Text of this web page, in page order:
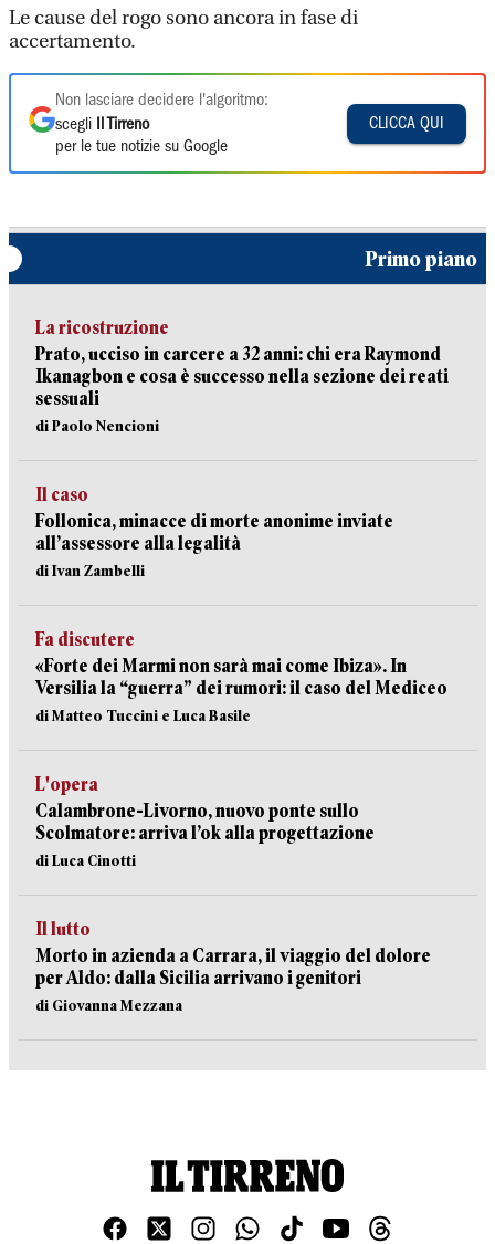
Le cause del rogo sono ancora in fase di
accertamento.
Non lasciare decidere l'algoritmo:
scegli
Il Tirreno
per le tue notizie su Google
CLICCA QUI
Primo piano
La ricostruzione
Prato, ucciso in carcere a 32 anni: chi era Raymond
Ikanagbon e cosa è successo nella sezione dei reati
sessuali
di Paolo Nencioni
Il caso
Follonica, minacce di morte anonime inviate
all’assessore alla legalità
di Ivan Zambelli
Fa discutere
«Forte dei Marmi non sarà mai come Ibiza». In
Versilia la “guerra” dei rumori: il caso del Mediceo
di Matteo Tuccini e Luca Basile
L'opera
Calambrone-Livorno, nuovo ponte sullo
Scolmatore: arriva l’ok alla progettazione
di Luca Cinotti
Il lutto
Morto in azienda a Carrara, il viaggio del dolore
per Aldo: dalla Sicilia arrivano i genitori
di Giovanna Mezzana